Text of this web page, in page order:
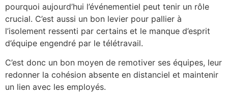
pourquoi aujourd’hui l’événementiel peut tenir un rôle
crucial. C’est aussi un bon levier pour pallier à
l’isolement ressenti par certains et le manque d’esprit
d’équipe engendré par le télétravail.
C’est donc un bon moyen de remotiver ses équipes, leur
redonner la cohésion absente en distanciel et maintenir
un lien avec les employés.